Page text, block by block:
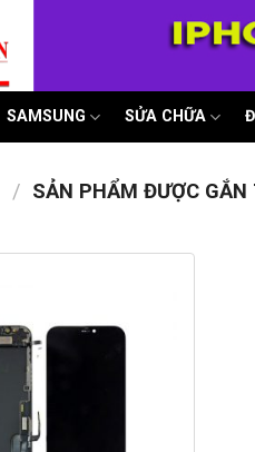
SAMSUNG SỬA CHỮA
/ SẢN PHẨM ĐƯỢC